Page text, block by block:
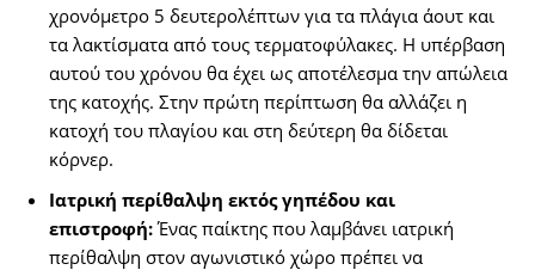
χρονόμετρο 5 δευτερολέπτων για τα πλάγια άουτ και
τα λακτίσματα από τους τερματοφύλακες. Η υπέρβαση
αυτού του χρόνου θα έχει ως αποτέλεσμα την απώλεια
της κατοχής. Στην πρώτη περίπτωση θα αλλάζει η
κατοχή του πλαγίου και στη δεύτερη θα δίδεται
κόρνερ.
Ιατρική περίθαλψη εκτός γηπέδου και
επιστροφή:Ένας παίκτης που λαμβάνει ιατρική
περίθαλψη στον αγωνιστικό χώρο πρέπει να